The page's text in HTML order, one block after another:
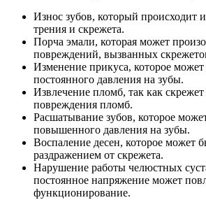
Износ зубов, который происходит
трения и скрежета.
Порча эмали, которая может
повреждений, вызванных
Изменение прикуса, которое может
постоянного давления на зубы.
Извлечение пломб, так как
повреждения пломб.
Расшатывание зубов, которое
повышенного давления на зубы.
Воспаление десен, которое может
раздражением от скрежета.
Нарушение работы челюстных
постоянное напряжение может
функционирование.